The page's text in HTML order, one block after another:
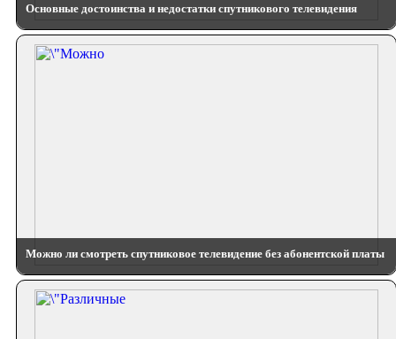
Основные достоинства и недостатки спутникового телевидения
Можно ли смотреть спутниковое телевидение без абонентской платы